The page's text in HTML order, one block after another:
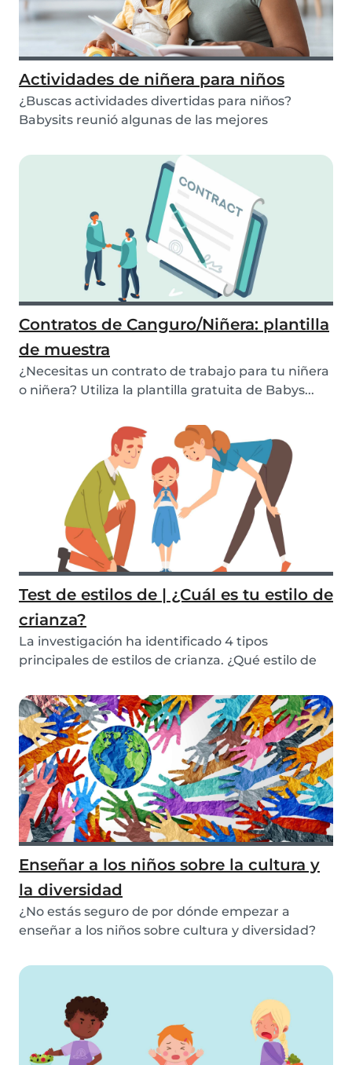
Actividades de niñera para niños
¿Buscas actividades divertidas para niños?
Babysits reunió algunas de las mejores
Contratos de Canguro/Niñera: plantilla
de muestra
¿Necesitas un contrato de trabajo para tu niñera
o niñera? Utiliza la plantilla gratuita de Babys...
Test de estilos de | ¿Cuál es tu estilo de
crianza?
La investigación ha identificado 4 tipos
principales de estilos de crianza. ¿Qué estilo de
Enseñar a los niños sobre la cultura y
la diversidad
¿No estás seguro de por dónde empezar a
enseñar a los niños sobre cultura y diversidad?